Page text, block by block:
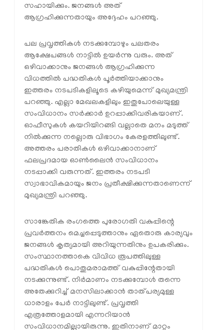
സഹായിക്കും. ജനങ്ങൾ അത്
ആഗ്രഹിക്കുന്നതായും അദ്ദേഹം പറഞ്ഞു.
പല പ്രവൃത്തികൾ നടക്കുമ്പോഴും പലതരം
ആക്ഷേപങ്ങൾ നാട്ടിൽ ഉയർന്നു വരും. അത്
ഒഴിവാക്കാനും ജനങ്ങൾ ആഗ്രഹിക്കുന്ന
വിധത്തിൽ പദ്ധതികൾ പൂർത്തിയാക്കാനും
ഇത്തരം നടപടികളിലൂടെ കഴിയുമെന്ന് മുഖ്യമന്ത്രി
പറഞ്ഞു. എല്ലാ മേഖലകളിലും ഇതുപോലെയുള്ള
സംവിധാനം സർക്കാർ ഉറപ്പാക്കിവരികയാണ്.
ഓഫീസുകൾ കയറിയിറങ്ങി വല്ലാതെ മനം മടുത്ത്
നിൽക്കുന്ന നല്ലൊരു വിഭാഗം കേരളത്തിലുണ്ട്.
അത്തരം പരാതികൾ ഒഴിവാക്കാനാണ്
ഫലപ്രദമായ ഓൺലൈൻ സംവിധാനം
നടപ്പാക്കി വരുന്നത്. ഇത്തരം നടപടി
സ്വാഭാവികമായും ജനം പ്രതീക്ഷിക്കുന്നതാണെന്ന്
മുഖ്യമന്ത്രി പറഞ്ഞു.
സാങ്കേതിക രംഗത്തെ പുരോഗതി വകുപ്പിന്റെ
പ്രവർത്തനം മെച്ചപ്പെടുത്താനും ഏതൊരു കാര്യവും
ജനങ്ങൾ കൃത്യമായി അറിയുന്നതിനും ഉപകരിക്കും.
സംസ്ഥാനത്താകെ വിവിധ രൂപത്തിലുള്ള
പദ്ധതികൾ പൊതുമരാമത്ത് വകുപ്പിന്റേതായി
നടക്കുന്നുണ്ട്. നിർമാണം നടക്കുമ്പോൾ തന്നെ
അതേക്കുറിച്ച് മനസിലാക്കാൻ താത്പര്യമുള്ള
ധാരാളം പേർ നാട്ടിലുണ്ട്. പ്രവൃത്തി
എത്രത്തോളമായി എന്നറിയാൻ
സംവിധാനമില്ലായിരുന്നു. ഇതിനാണ് മാറ്റം